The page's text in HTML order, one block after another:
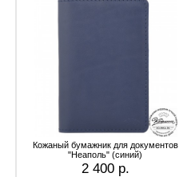
Кожаный бумажник для документов
"Неаполь" (синий)
2 400 р.